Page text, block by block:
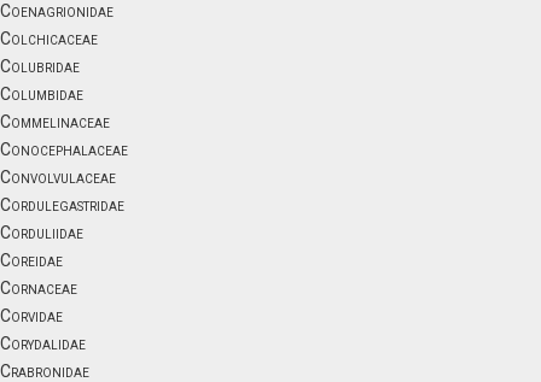
Coenagrionidae
Colchicaceae
Colubridae
Columbidae
Commelinaceae
Conocephalaceae
Convolvulaceae
Cordulegastridae
Corduliidae
Coreidae
Cornaceae
Corvidae
Corydalidae
Crabronidae